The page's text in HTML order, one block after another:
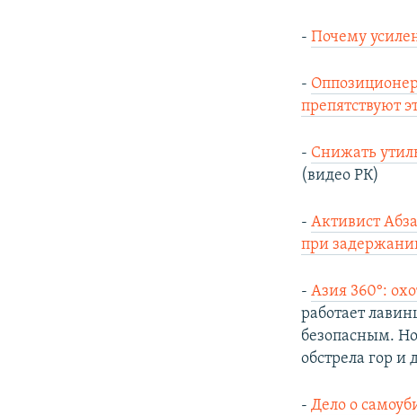
-Почему
-
препятствуют
- Снижать
(видео РК)
-Активист
при
-Азия 360°:
работает
безопасным.
обстрела гор
-Дело о